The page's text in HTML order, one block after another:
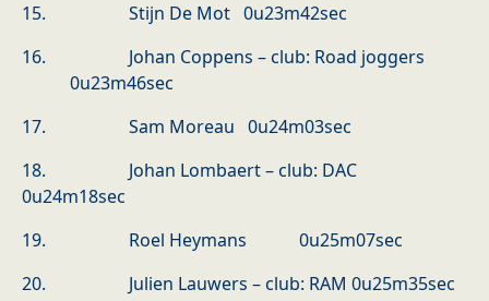
15. Stijn De Mot 0u23m42sec
16. Johan Coppens – club: Road joggers
0u23m46sec
17. Sam Moreau 0u24m03sec
18. Johan Lombaert – club: DAC
0u24m18sec
19. Roel Heymans 0u25m07sec
20. Julien Lauwers – club: RAM 0u25m35sec